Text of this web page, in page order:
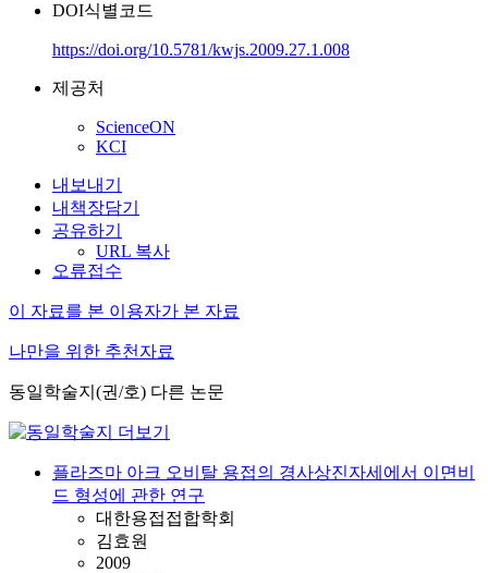
DOI식별코드
https://doi.org/10.5781/kwjs.2009.27.1.008
제공처
ScienceON
KCI
내보내기
내책장담기
공유하기
URL 복사
오류접수
이 자료를 본 이용자가 본 자료
나만을 위한 추천자료
동일학술지(권/호) 다른 논문
플라즈마 아크 오비탈 용접의 경사상진자세에서 이면비
드 형성에 관한 연구
대한용접접합학회
김효원
2009